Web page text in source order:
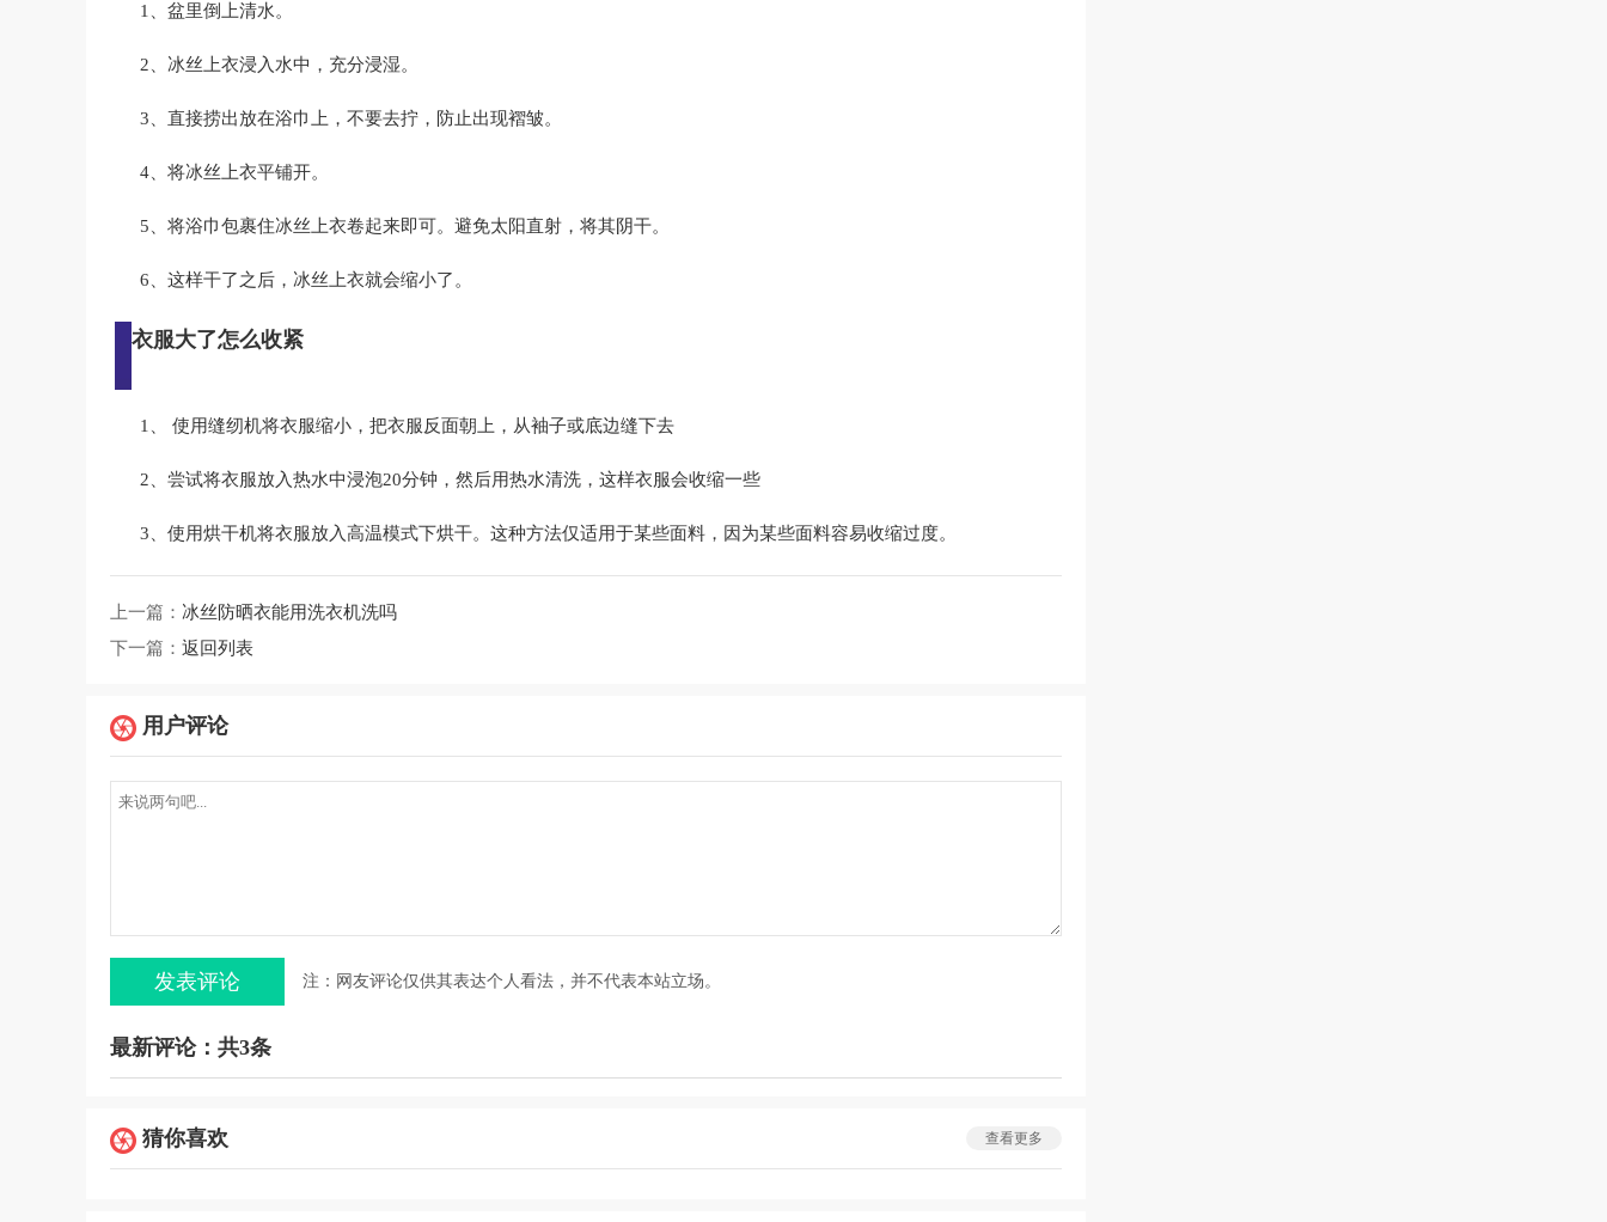
1、盆里倒上清水。
2、冰丝上衣浸入水中，充分浸湿。
3、直接捞出放在浴巾上，不要去拧，防止出现褶皱。
4、将冰丝上衣平铺开。
5、将浴巾包裹住冰丝上衣卷起来即可。避免太阳直射，将其阴干。
6、这样干了之后，冰丝上衣就会缩小了。
衣服大了怎么收紧
1、 使用缝纫机将衣服缩小，把衣服反面朝上，从袖子或底边缝下去
2、尝试将衣服放入热水中浸泡20分钟，然后用热水清洗，这样衣服会收缩一些
3、使用烘干机将衣服放入高温模式下烘干。这种方法仅适用于某些面料，因为某些面料容易收缩过度。
上一篇： 冰丝防晒衣能用洗衣机洗吗
下一篇： 返回列表
用户评论
注：网友评论仅供其表达个人看法，并不代表本站立场。
最新评论：共3条
猜你喜欢 查看更多